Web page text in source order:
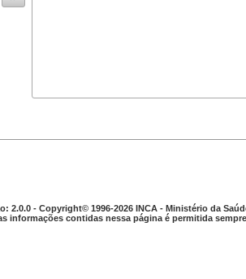
2.0.0 - Copyright© 1996-2026 INCA - Ministério da
informações contidas nessa página é permitida